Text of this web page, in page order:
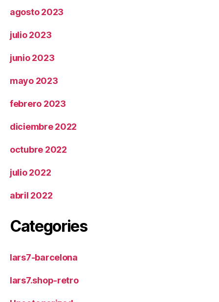
agosto 2023
julio 2023
junio 2023
mayo 2023
febrero 2023
diciembre 2022
octubre 2022
julio 2022
abril 2022
Categories
lars7-barcelona
lars7.shop-retro